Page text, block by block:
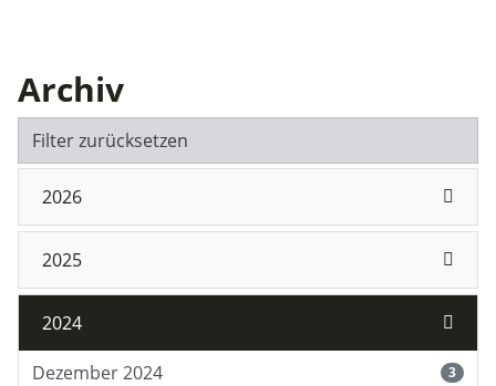
Archiv
Filter zurücksetzen
2026
2025
2024
Dezember 2024 3